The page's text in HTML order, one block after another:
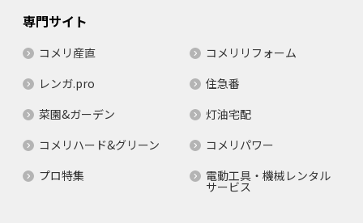
専門サイト
コメリ産直
コメリリフォーム
レンガ.pro
住急番
菜園&ガーデン
灯油宅配
コメリハード&グリーン
コメリパワー
プロ特集
電動工具・機械レンタル
サービス